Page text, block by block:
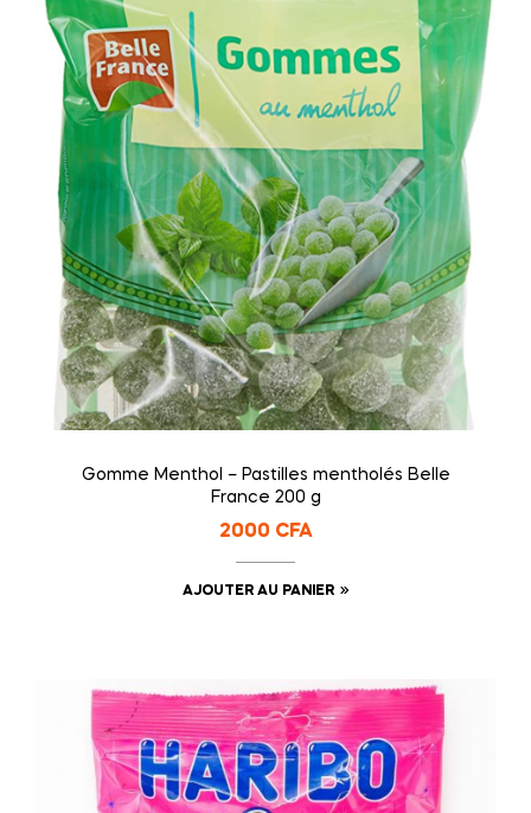
Gomme Menthol – Pastilles mentholés Belle
France 200 g
2000 CFA
AJOUTER AU PANIER